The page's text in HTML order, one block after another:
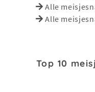
Alle
Alle
Top 10